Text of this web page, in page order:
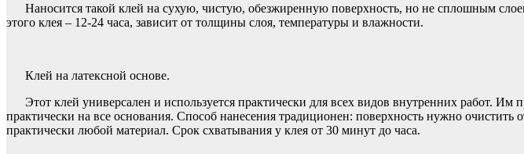
Наносится такой клей на сухую, чистую, обезжиренную поверхность, но не сплошным
этого клея – 12-24 часа, зависит от толщины слоя, температуры и влажности.
Клей на латексной основе.
Этот клей универсален и используется практически для всех видов внутренних работ.
практически на все основания. Способ нанесения традиционен: поверхность нужно
практически любой материал. Срок схватывания у клея от 30 минут до часа.